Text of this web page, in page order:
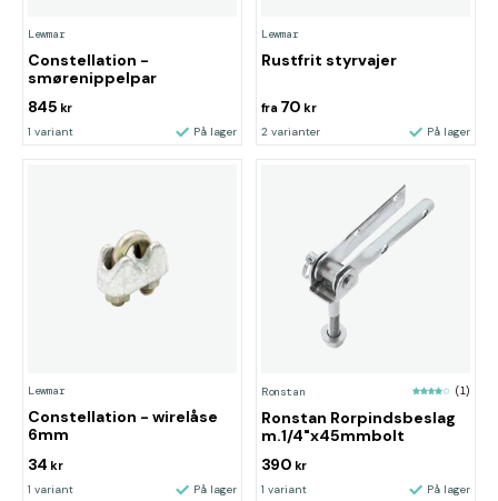
Lewmar
Constellation -
smørenippelpar
845 kr
1 variant På lager
Lewmar
Rustfrit styrvajer
fra 70 kr
2 varianter På lager
Lewmar
Constellation - wirelåse
6mm
34 kr
1 variant På lager
Ronstan (1)
Ronstan Rorpindsbeslag
m.1/4"x45mmbolt
390 kr
1 variant På lager